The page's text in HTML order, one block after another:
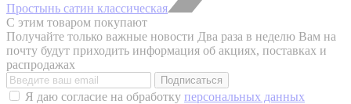
Простынь сатин классическая
С этим товаром покупают
Получайте только важные новости Два раза в неделю Вам на
почту будут приходить информация об акциях, поставках и
распродажах
Я даю согласие на обработку персональных данных